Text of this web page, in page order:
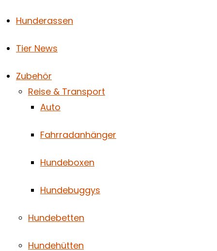
Hunderassen
Tier News
Zubehör
Reise & Transport
Auto
Fahrradanhänger
Hundeboxen
Hundebuggys
Hundebetten
Hundehütten